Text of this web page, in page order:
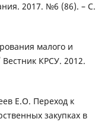
2017. №6 (86). – С.
малого и
КРСУ. 2012.
Е.О. Переход к
закупках в